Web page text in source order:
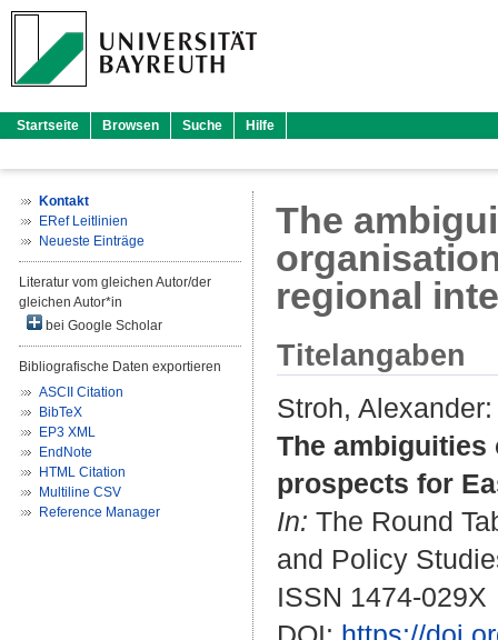
Startseite Browsen Suche Hilfe
Kontakt
ERef Leitlinien
Neueste Einträge
Literatur vom gleichen Autor/der
gleichen Autor*in
bei Google Scholar
Bibliografische Daten exportieren
ASCII Citation
BibTeX
EP3 XML
EndNote
HTML Citation
Multiline CSV
Reference Manager
The
regional
Titelangaben
Stroh, Alexander:
The
prospects for
In: The Round
and Policy
ISSN 1474-029X